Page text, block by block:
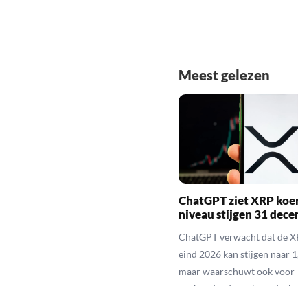
Meest gelezen
ChatGPT ziet XRP
niveau stijgen 31
ChatGPT verwacht dat de
eind 2026 kan stijgen naar
maar waarschuwt ook voor